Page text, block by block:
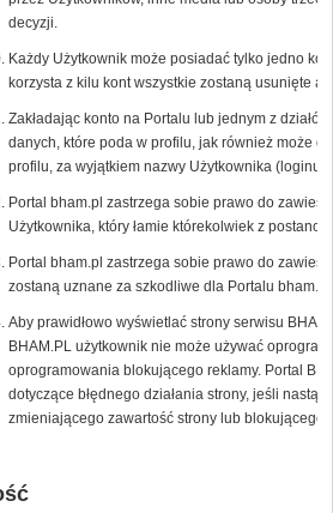
decyzji.
Każdy Użytkownik może posiadać tylko jedno
korzysta z kilu kont wszystkie zostaną usunięte
Zakładając konto na Portalu lub jednym z
danych, które poda w profilu, jak również może
profilu, za wyjątkiem nazwy Użytkownika
Portal bham.pl zastrzega sobie prawo do
Użytkownika, który łamie którekolwiek z
Portal bham.pl zastrzega sobie prawo do
zostaną uznane za szkodliwe dla Portalu bham.pl.
Aby prawidłowo wyświetlać strony serwisu
BHAM.PL użytkownik nie może używać
oprogramowania blokującego reklamy. Portal
dotyczące błędnego działania strony, jeśli
zmieniającego zawartość strony lub blokującego